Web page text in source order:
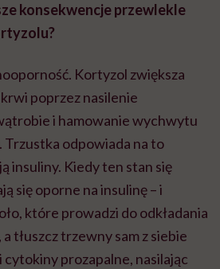
konsekwencje przewlekle
Kortyzol zwiększa
poprzez nasilenie
i hamowanie wychwytu
Trzustka odpowiada na to
insuliny. Kiedy ten stan się
się oporne na insulinę – i
które prowadzi do odkładania
tłuszcz trzewny sam z siebie
prozapalne, nasilając